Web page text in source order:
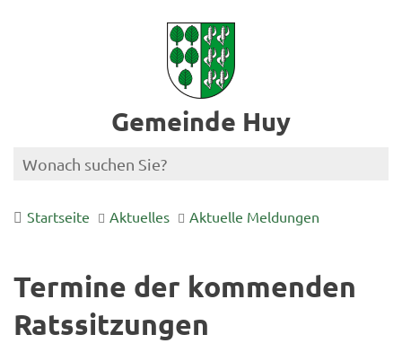
Gemeinde Huy
Startseite Aktuelles Aktuelle Meldungen
Termine der kommenden
Ratssitzungen